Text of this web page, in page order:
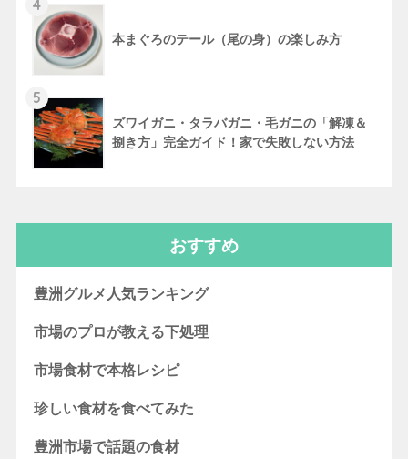
4
本まぐろのテール（尾の身）の楽しみ方
5
ズワイガニ・タラバガニ・毛ガニの「解凍＆
捌き方」完全ガイド！家で失敗しない方法
おすすめ
豊洲グルメ人気ランキング
市場のプロが教える下処理
市場食材で本格レシピ
珍しい食材を食べてみた
豊洲市場で話題の食材